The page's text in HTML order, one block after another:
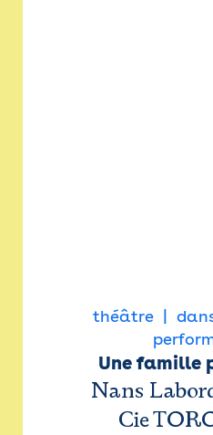
théâtre
Une famille
Nans
Cie